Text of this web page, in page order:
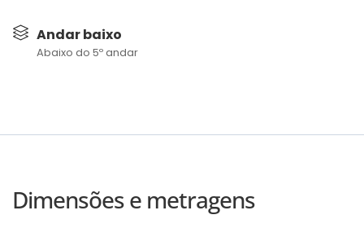
Andar baixo
Abaixo do 5º andar
Dimensões e metragens